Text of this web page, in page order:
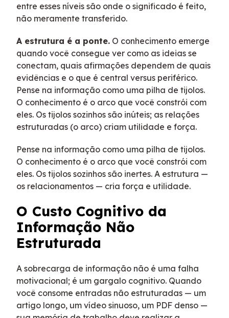
entre esses níveis são onde o significado é feito,
não meramente transferido.
A estrutura é a ponte. O conhecimento emerge
quando você consegue ver como as ideias se
conectam, quais afirmações dependem de quais
evidências e o que é central versus periférico.
Pense na informação como uma pilha de tijolos.
O conhecimento é o arco que você constrói com
eles. Os tijolos sozinhos são inúteis; as relações
estruturadas (o arco) criam utilidade e força.
Pense na informação como uma pilha de tijolos.
O conhecimento é o arco que você constrói com
eles. Os tijolos sozinhos são inertes. A estrutura —
os relacionamentos — cria força e utilidade.
O Custo Cognitivo da
Informação Não
Estruturada
A sobrecarga de informação não é uma falha
motivacional; é um gargalo cognitivo. Quando
você consome entradas não estruturadas — um
artigo longo, um vídeo sinuoso, um PDF denso —